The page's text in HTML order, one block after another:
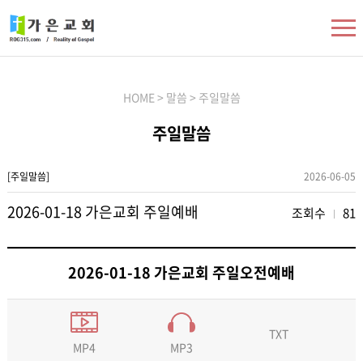
HOME > 말씀 > 주일말씀
주일말씀
[주일말씀] 2026-06-05
2026-01-18 가은교회 주일예배 조회수 81
2026-01-18 가은교회 주일오전예배
MP4 MP3
TXT